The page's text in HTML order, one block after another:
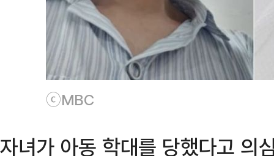
ⓒMBC
자녀가 아동 학대를 당했다고 의